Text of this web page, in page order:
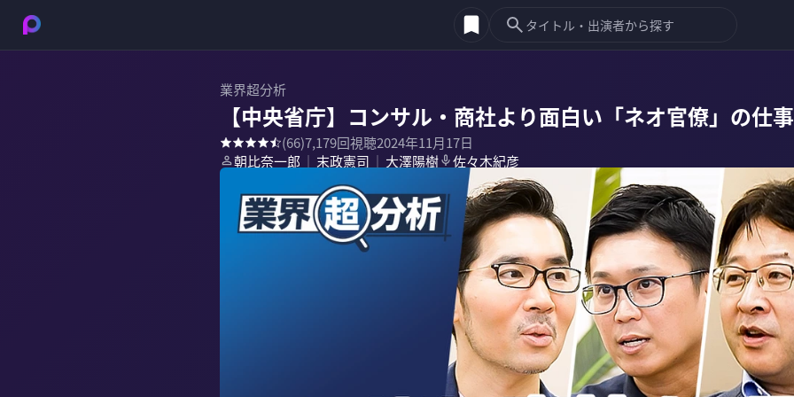
業界超分析
【中央省庁】コンサル・商社より面白い「ネオ官僚」の仕事
(66)7,179回視聴2024年11月17日
朝比奈一郎 ｜ 末政憲司 ｜ 大澤陽樹 佐々木紀彦